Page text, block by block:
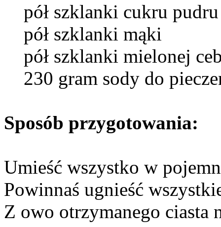
pół szklanki cukru pudru
pół szklanki mąki
pół szklanki mielonej
230 gram sody do
Sposób przygotowania:
Umieść wszystko w
Powinnaś ugnieść
Z owo otrzymanego ciasta